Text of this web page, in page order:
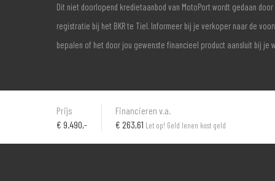
Dit niet doorlopend kredietaanbod van MotoPort wordt gedaan
registratie bij het BKR te Tiel. Informeer bij je verkoper naar de
bepalen of het door jou gewenste financieel product aansluit bij je
Prijs
€ 9.490,-
Financieren v.a.
€ 263,61 Let op! Geld lenen kost geld